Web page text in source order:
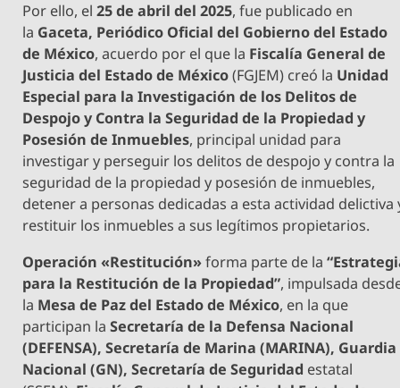
Por ello, el25 de abril del 2025, fue publicado en
la Gaceta, Periódico Oficial del Gobierno del Estado
de México, acuerdo por el que la Fiscalía General de
Justicia del Estado de México(FGJEM) creó la Unidad
Especial para la Investigación de los Delitos de
Despojo y Contra la Seguridad de la Propiedad y
Posesión de Inmuebles, principal unidad para
investigar y perseguir los delitos de despojo y contra la
seguridad de la propiedad y posesión de inmuebles,
detener a personas dedicadas a esta actividad delictiva
restituir los inmuebles a sus legítimos propietarios.
Operación «Restitución»forma parte de la
para la Restitución de la Propiedad”, impulsada
la Mesa de Paz del Estado de México, en la que
participan la Secretaría de la Defensa Nacional
(DEFENSA), Secretaría de Marina (MARINA), Guardia
Nacional (GN), Secretaría de Seguridad estatal